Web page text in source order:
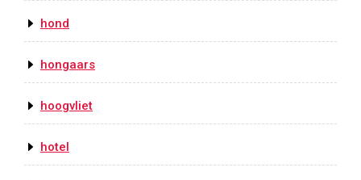
hond
hongaars
hoogvliet
hotel